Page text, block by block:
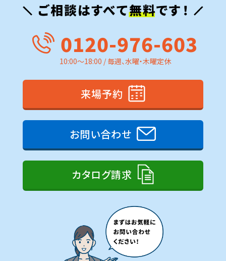
0120-976-603
10:00～18:00 / 毎週、水曜・木曜定休
来場予約
お問い合わせ
カタログ請求